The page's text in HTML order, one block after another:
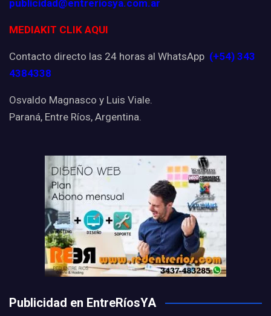
publicidad@entreriosya.com.ar
MEDIAKIT CLIK AQUI
Contacto directo las 24 horas al WhatsApp (+54) 343
4384338
Osvaldo Magnasco y Luis Viale.
Paraná, Entre Ríos, Argentina.
Publicidad en EntreRíosYA